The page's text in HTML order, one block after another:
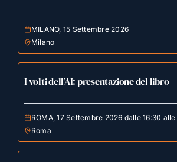
MILANO, 15 Settembre 2026
Milano
I volti dell’AI: presentazione del libro
ROMA, 17 Settembre 2026 dalle 16:30 alle
Roma